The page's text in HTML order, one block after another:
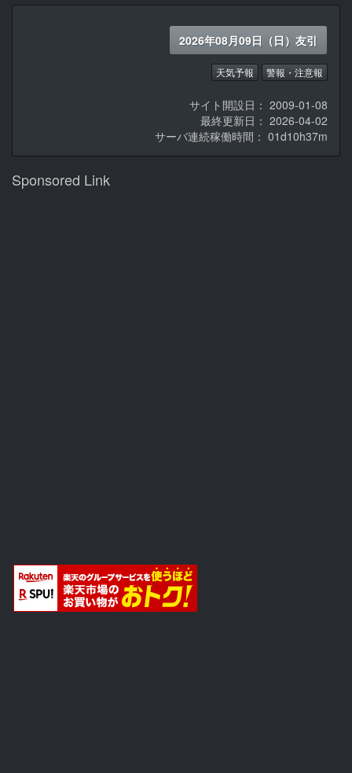
2026年08月09日（日）友引
天気予報 警報・注意報
サイト開設日： 2009-01-08
最終更新日： 2026-04-02
サーバ連続稼働時間： 01d10h37m
Sponsored Link